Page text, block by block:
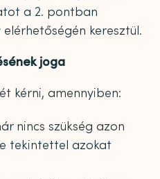
a 2. pontban
keresztül.
joga
kérni, amennyiben:
nincs szükség azon
tekintettel azokat